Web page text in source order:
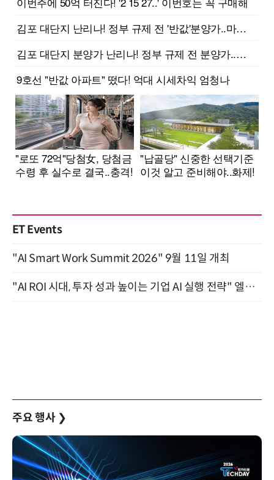
ET Events
"AI Smart Work Summit 2026" 9월 11일 개최
"AI ROI 시대, 투자 성과 높이는 기업 AI 실행 전략" 엘타워 6층 (9월 18일)
주요 행사 ❯